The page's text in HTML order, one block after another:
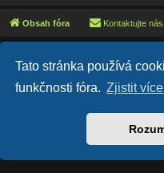
Tato stránka používá
funkčnosti fóra. Zjistit více
Obsah fóra Kontaktujte nás
Co-
Český